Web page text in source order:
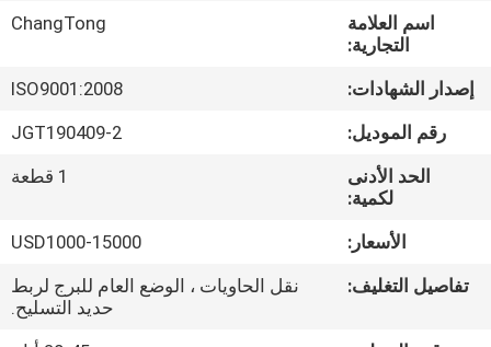
معلومات
جولة
مراقبة
الجودة
اسم العلامة
التجارية:
ChangTong
إصدار الشهادات:
ISO9001:2008
رقم الموديل:
JGT190409-2
الحد الأدنى
لكمية:
1 قطعة
الأسعار:
USD1000-15000
تفاصيل التغليف:
نقل الحاويات ، الوضع العام للبرج لربط
حديد التسليح.